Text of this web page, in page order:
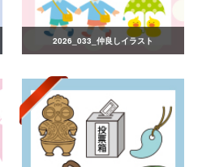
2026_033_仲良しイラスト